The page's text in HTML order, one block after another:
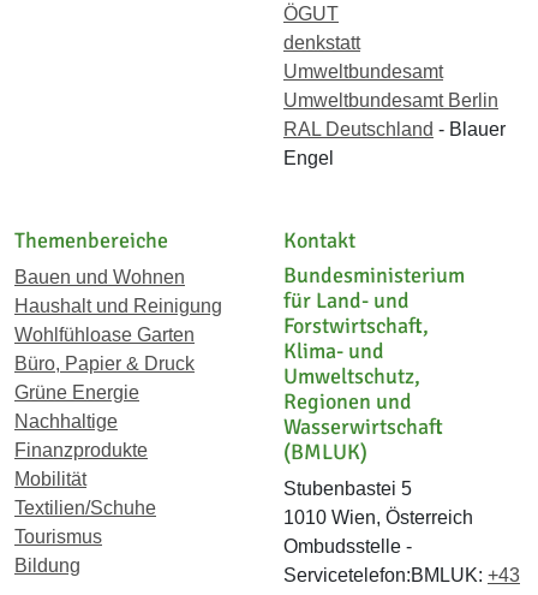
ÖGUT
denkstatt
Umweltbundesamt
Umweltbundesamt Berlin
RAL Deutschland - Blauer
Engel
Themenbereiche
Bauen und Wohnen
Haushalt und Reinigung
Wohlfühloase Garten
Büro, Papier & Druck
Grüne Energie
Nachhaltige
Finanzprodukte
Mobilität
Textilien/Schuhe
Tourismus
Bildung
Kontakt
Bundesministerium
für Land- und
Forstwirtschaft,
Klima- und
Umweltschutz,
Regionen und
Wasserwirtschaft
(BMLUK)
Stubenbastei 5
1010 Wien, Österreich
Ombudsstelle -
Servicetelefon:BMLUK: +43